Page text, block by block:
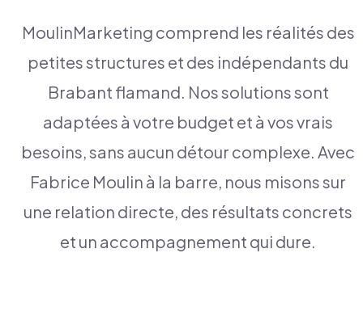
MoulinMarketing comprend les réalités des
petites structures et des indépendants du
Brabant flamand. Nos solutions sont
adaptées à votre budget et à vos vrais
besoins, sans aucun détour complexe. Avec
Fabrice Moulin à la barre, nous misons sur
une relation directe, des résultats concrets
et un accompagnement qui dure.